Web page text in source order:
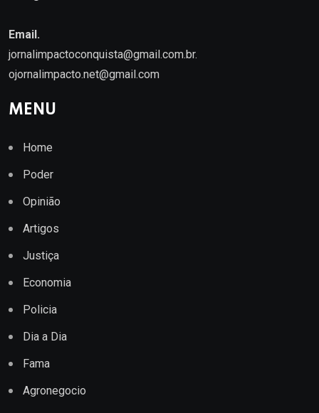
Email.
jornalimpactoconquista@gmail.com.br.
ojornalimpacto.net@gmail.com
MENU
Home
Poder
Opinião
Artigos
Justiça
Economia
Policia
Dia a Dia
Fama
Agronegocio